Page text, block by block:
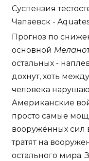
Суспензия
Чапаевск -
Прогноз по
основной
остальных -
дохнут, хоть
человека
Американские
просто самые
вооружённых сил
тратят на
остального мира.